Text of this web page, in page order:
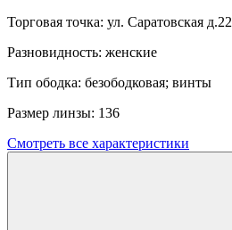
Торговая точка: ул. Саратовская д.22
Разновидность: женские
Тип ободка: безободковая; винты
Размер линзы: 136
Смотреть все характеристики